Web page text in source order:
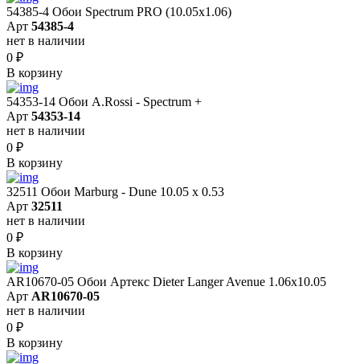
54385-4 Обои Spectrum PRO (10.05х1.06)
Арт 54385-4
нет в наличии
0 ₽
В корзину
54353-14 Обои A.Rossi - Spectrum +
Арт 54353-14
нет в наличии
0 ₽
В корзину
32511 Обои Marburg - Dune 10.05 х 0.53
Арт 32511
нет в наличии
0 ₽
В корзину
AR10670-05 Обои Артекс Dieter Langer Avenue 1.06x10.05
Арт AR10670-05
нет в наличии
0 ₽
В корзину